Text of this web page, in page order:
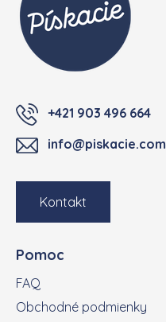
+421 903 496 664
info@piskacie.com
Kontakt
Pomoc
FAQ
Obchodné podmienky